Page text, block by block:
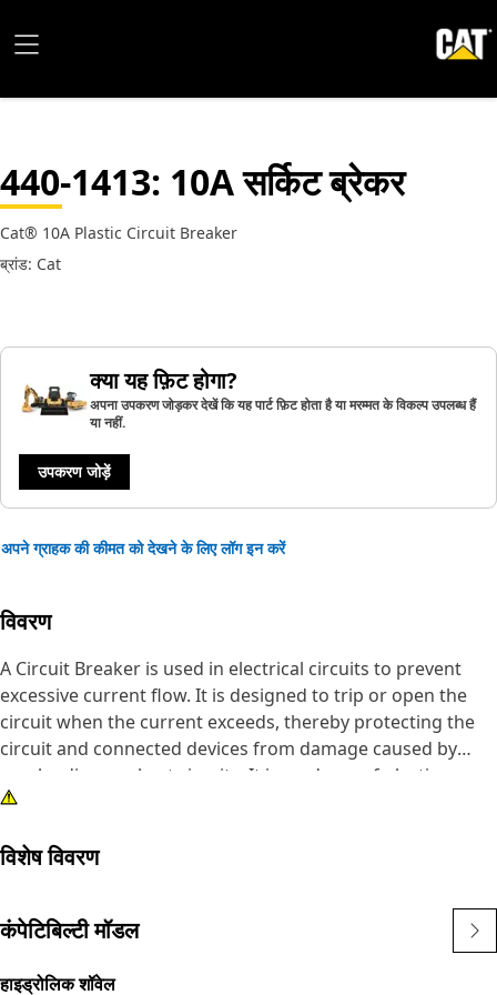
440-1413: 10A सर्किट ब्रेकर
Cat® 10A Plastic Circuit Breaker
ब्रांड: Cat
क्या यह फ़िट होगा?
अपना उपकरण जोड़कर देखें कि यह पार्ट फ़िट होता है या मरम्मत के विकल्प उपलब्ध हैं
या नहीं.
उपकरण जोड़ें
अपने ग्राहक की कीमत को देखने के लिए लॉग इन करें
विवरण
A Circuit Breaker is used in electrical circuits to prevent
excessive current flow. It is designed to trip or open the
circuit when the current exceeds, thereby protecting the
circuit and connected devices from damage caused by
overloading or short circuits. It is made up of plastic.
• Provides excellent resistance against corrosion
A Circuit Breaker is designed with selective tripping
विशेष विवरण
कंपेटिबिल्टी मॉडल
हाइड्रोलिक शॉवेल